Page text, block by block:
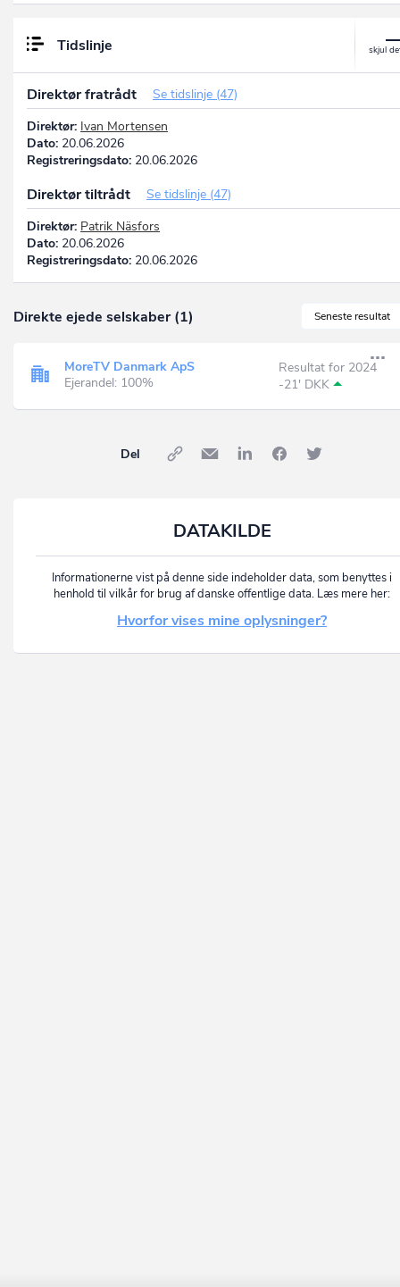
Tidslinje
Direktør fratrådt
Se tidslinje (47)
Direktør: Ivan Mortensen
Dato: 20.06.2026
Registreringsdato: 20.06.2026
Direktør tiltrådt
Se tidslinje (47)
Direktør: Patrik Näsfors
Dato: 20.06.2026
Registreringsdato: 20.06.2026
Seneste resultat
Direkte ejede selskaber (1)
MoreTV Danmark ApS
Ejerandel: 100%
Resultat for 2024
-21' DKK
Del
DATAKILDE
Informationerne vist på denne side indeholder data, som benyttes i
henhold til vilkår for brug af danske offentlige data. Læs mere her:
Hvorfor vises mine oplysninger?